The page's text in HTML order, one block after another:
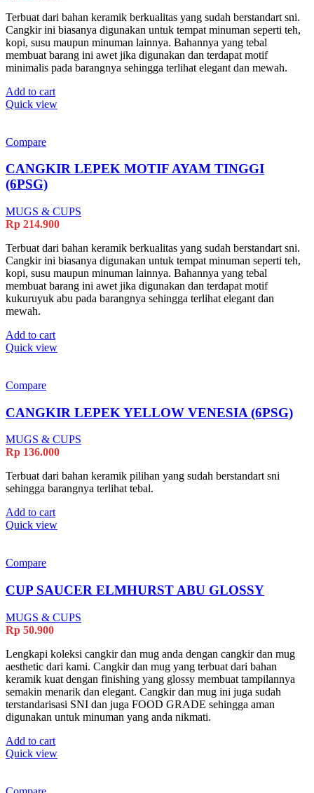
Terbuat dari bahan keramik berkualitas yang sudah berstandart sni.
Cangkir ini biasanya digunakan untuk tempat minuman seperti teh,
kopi, susu maupun minuman lainnya. Bahannya yang tebal
membuat barang ini awet jika digunakan dan terdapat motif
minimalis pada barangnya sehingga terlihat elegant dan mewah.
Add to cart
Quick view
Compare
CANGKIR LEPEK MOTIF AYAM TINGGI
(6PSG)
MUGS & CUPS
Rp 214.900
Terbuat dari bahan keramik berkualitas yang sudah berstandart sni.
Cangkir ini biasanya digunakan untuk tempat minuman seperti teh,
kopi, susu maupun minuman lainnya. Bahannya yang tebal
membuat barang ini awet jika digunakan dan terdapat motif
kukuruyuk abu pada barangnya sehingga terlihat elegant dan
mewah.
Add to cart
Quick view
Compare
CANGKIR LEPEK YELLOW VENESIA (6PSG)
MUGS & CUPS
Rp 136.000
Terbuat dari bahan keramik pilihan yang sudah berstandart sni
sehingga barangnya terlihat tebal.
Add to cart
Quick view
Compare
CUP SAUCER ELMHURST ABU GLOSSY
MUGS & CUPS
Rp 50.900
Lengkapi koleksi cangkir dan mug anda dengan cangkir dan mug
aesthetic dari kami. Cangkir dan mug yang terbuat dari bahan
keramik kuat dengan finishing yang glossy membuat tampilannya
semakin menarik dan elegant. Cangkir dan mug ini juga sudah
terstandarisasi SNI dan juga FOOD GRADE sehingga aman
digunakan untuk minuman yang anda nikmati.
Add to cart
Quick view